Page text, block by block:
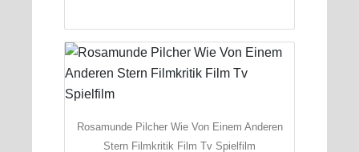
Rosamunde Pilcher Wie Von Einem Anderen
Stern Filmkritik Film Tv Spielfilm